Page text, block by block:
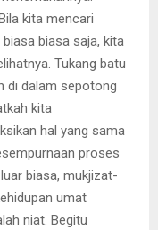
kita mencari
biasa saja, kita
Tukang batu
di dalam sepotong
kita
hal yang sama
proses
biasa, mukjizat-
umat
niat. Begitu